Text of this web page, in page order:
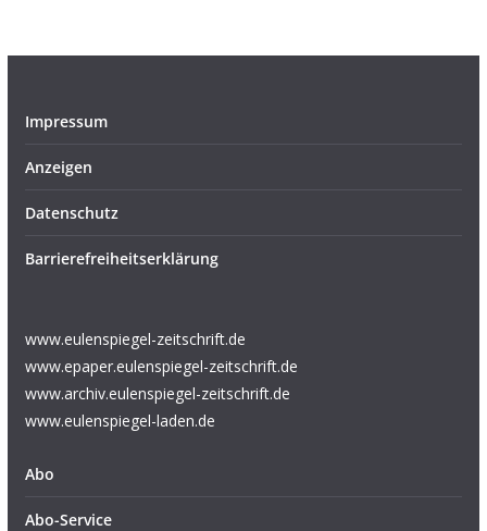
Impressum
Anzeigen
Datenschutz
Barrierefreiheitserklärung
www.eulenspiegel-zeitschrift.de
www.epaper.eulenspiegel-zeitschrift.de
www.archiv.eulenspiegel-zeitschrift.de
www.eulenspiegel-laden.de
Abo
Abo-Service